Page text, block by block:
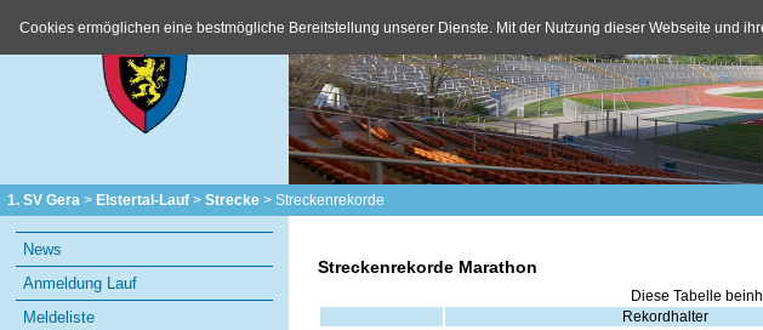
1. SV Gera Elstertal-Lauf Strecke Streckenrekorde
Streckenrekorde Marathon
Diese Tabelle
Rekordhalter
Navigation
überspringen
News
Anmeldung Lauf
Meldeliste
Cookies ermöglichen eine bestmögliche Bereitstellung unserer Dienste. Mit der Nutzung dieser Webseite und